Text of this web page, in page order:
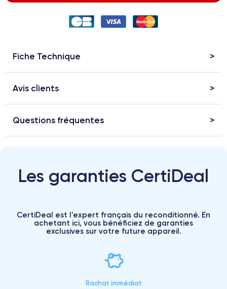
Fiche Technique
Avis clients
Questions fréquentes
Les garanties CertiDeal
CertiDeal est l'expert français du reconditionné. En
achetant ici, vous bénéficiez de garanties
exclusives sur votre future appareil.
Rachat immédiat